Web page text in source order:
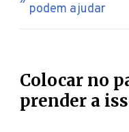
podem ajudar
Colocar no
prender a